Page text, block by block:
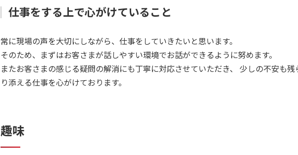
仕事をする上で心がけていること
常に現場の声を大切にしながら、仕事をしていきたいと思います。
そのため、まずはお客さまが話しやすい環境でお話ができるように努めます。
またお客さまの感じる疑問の解消にも丁寧に対応させていただき、 少しの不安も
り添える仕事を心がけております。
趣味